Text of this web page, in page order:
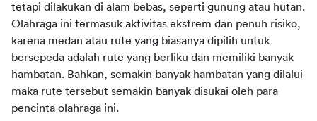
tetapi dilakukan di alam bebas, seperti gunung atau hutan.
Olahraga ini termasuk aktivitas ekstrem dan penuh risiko,
karena medan atau rute yang biasanya dipilih untuk
bersepeda adalah rute yang berliku dan memiliki banyak
hambatan. Bahkan, semakin banyak hambatan yang dilalui
maka rute tersebut semakin banyak disukai oleh para
pencinta olahraga ini.